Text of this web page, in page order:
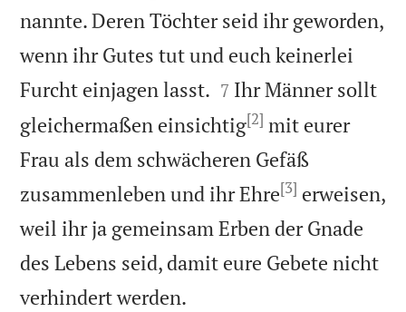
nannte. Deren Töchter seid ihr geworden,
wenn ihr Gutes tut und euch keinerlei
Furcht einjagen lasst. 

7 Ihr Männer sollt
gleichermaßen einsichtig[2] mit eurer
Frau als dem schwächeren Gefäß
zusammenleben und ihr Ehre[3] erweisen,
weil ihr ja gemeinsam Erben der Gnade
des Lebens seid, damit eure Gebete nicht
verhindert werden.